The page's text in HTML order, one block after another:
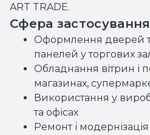
ART TRADE.
Сфера застосування
Оформлення дверей
панелей у торгових
Обладнання вітрин і
магазинах,
Використання у
та офісах
Ремонт і